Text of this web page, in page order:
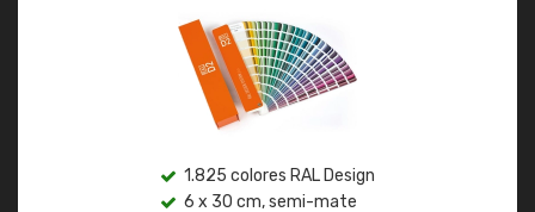
1.825 colores RAL Design
6 x 30 cm, semi-mate